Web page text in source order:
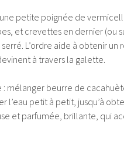
petite poignée de
et crevettes en dernier (ou
L’ordre aide à obtenir
à travers la galette.
: mélanger beurre de
l’eau petit à petit, jusqu’à
et parfumée, brillante, qui